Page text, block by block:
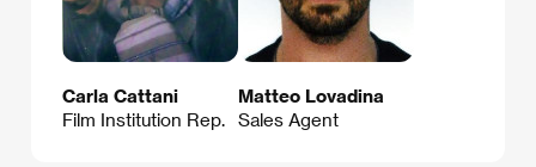
Carla Cattani
Film Institution Rep.
Matteo Lovadina
Sales Agent